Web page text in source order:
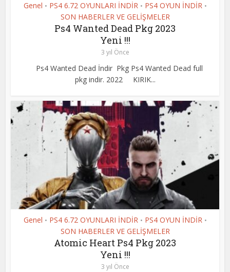
Genel • PS4 6.72 OYUNLARI İNDİR • PS4 OYUN İNDİR •
SON HABERLER VE GELİŞMELER
Ps4 Wanted Dead Pkg 2023
Yeni !!!
3 yıl Önce
Ps4 Wanted Dead İndir Pkg Ps4 Wanted Dead full
pkg indir. 2022 KIRIK...
Genel • PS4 6.72 OYUNLARI İNDİR • PS4 OYUN İNDİR •
SON HABERLER VE GELİŞMELER
Atomic Heart Ps4 Pkg 2023
Yeni !!!
3 yıl Önce